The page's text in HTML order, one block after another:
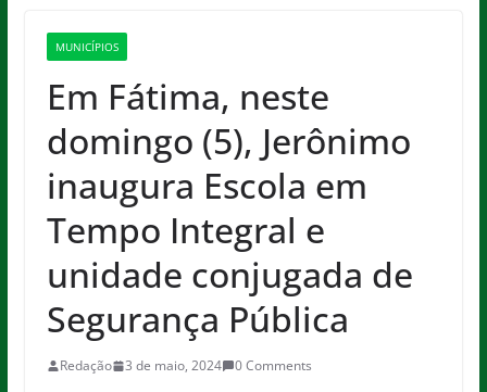
MUNICÍPIOS
Em Fátima, neste
domingo (5), Jerônimo
inaugura Escola em
Tempo Integral e
unidade conjugada de
Segurança Pública
Redação 3 de maio, 2024 0 Comments